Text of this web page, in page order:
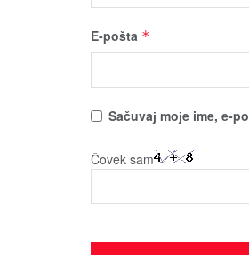
E-pošta *
Sačuvaј moјe ime, e-
Čovek sam